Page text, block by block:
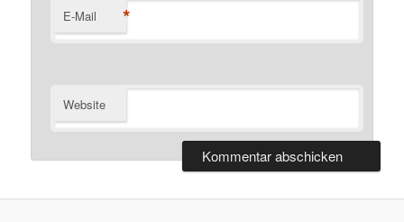
E-Mail *
Website